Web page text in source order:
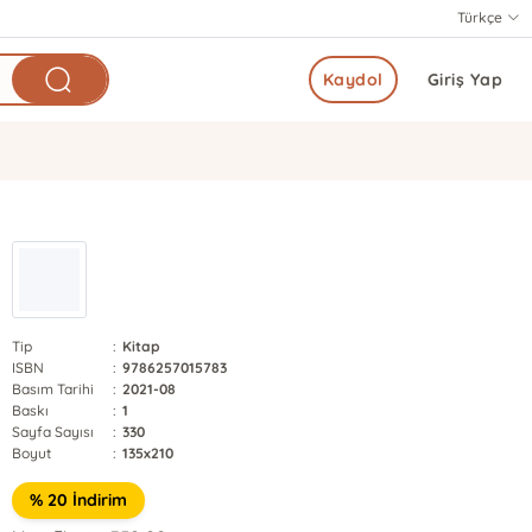
Türkçe
Giriş Yap
Kaydol
Tip : Kitap
ISBN
: 9786257015783
Basım Tarihi
: 2021-08
Baskı
: 1
Sayfa Sayısı
: 330
Boyut
: 135x210
% 20 İndirim